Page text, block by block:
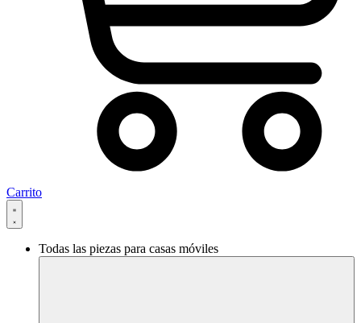
Carrito
Todas las piezas para casas móviles